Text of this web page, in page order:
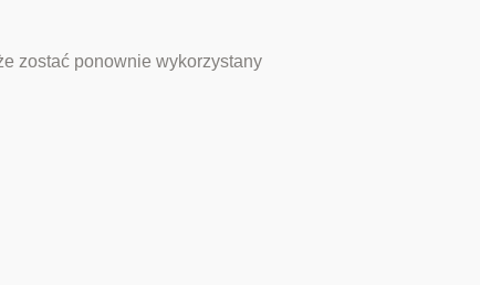
zostać ponownie wykorzystany